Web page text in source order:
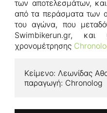
των αποτελεσμάτων,
από τα περάσματα των
του αγώνα, που
Swimbikerun.gr, και
χρονομέτρησης
Κείμενο: Λεωνίδας
παραγωγή: Chronolog